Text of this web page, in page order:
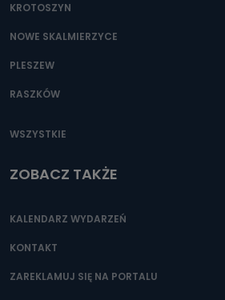
KROTOSZYN
NOWE SKALMIERZYCE
PLESZEW
RASZKÓW
WSZYSTKIE
ZOBACZ TAKŻE
KALENDARZ WYDARZEŃ
KONTAKT
ZAREKLAMUJ SIĘ NA PORTALU